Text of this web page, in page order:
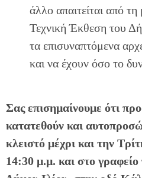
άλλο απαιτείται από
Τεχνική Έκθεση του
τα επισυναπτόμενα
και να έχουν όσο το
Σας επισημαίνουμε ότι
κατατεθούν και
κλειστό μέχρι και την
14:30 μ.μ. και στο